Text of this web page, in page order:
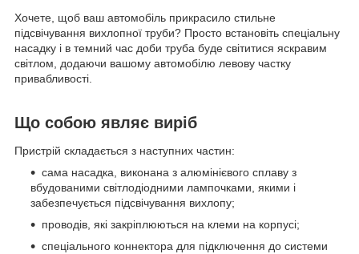
Хочете, щоб ваш автомобіль прикрасило стильне
підсвічування вихлопної труби? Просто встановіть спеціальну
насадку і в темний час доби труба буде світитися яскравим
світлом, додаючи вашому автомобілю левову частку
привабливості.
Що собою являє виріб
Пристрій складається з наступних частин:
сама насадка, виконана з алюмінієвого сплаву з
вбудованими світлодіодними лампочками, якими і
забезпечується підсвічування вихлопу;
проводів, які закріплюються на клеми на корпусі;
спеціального коннектора для підключення до системи